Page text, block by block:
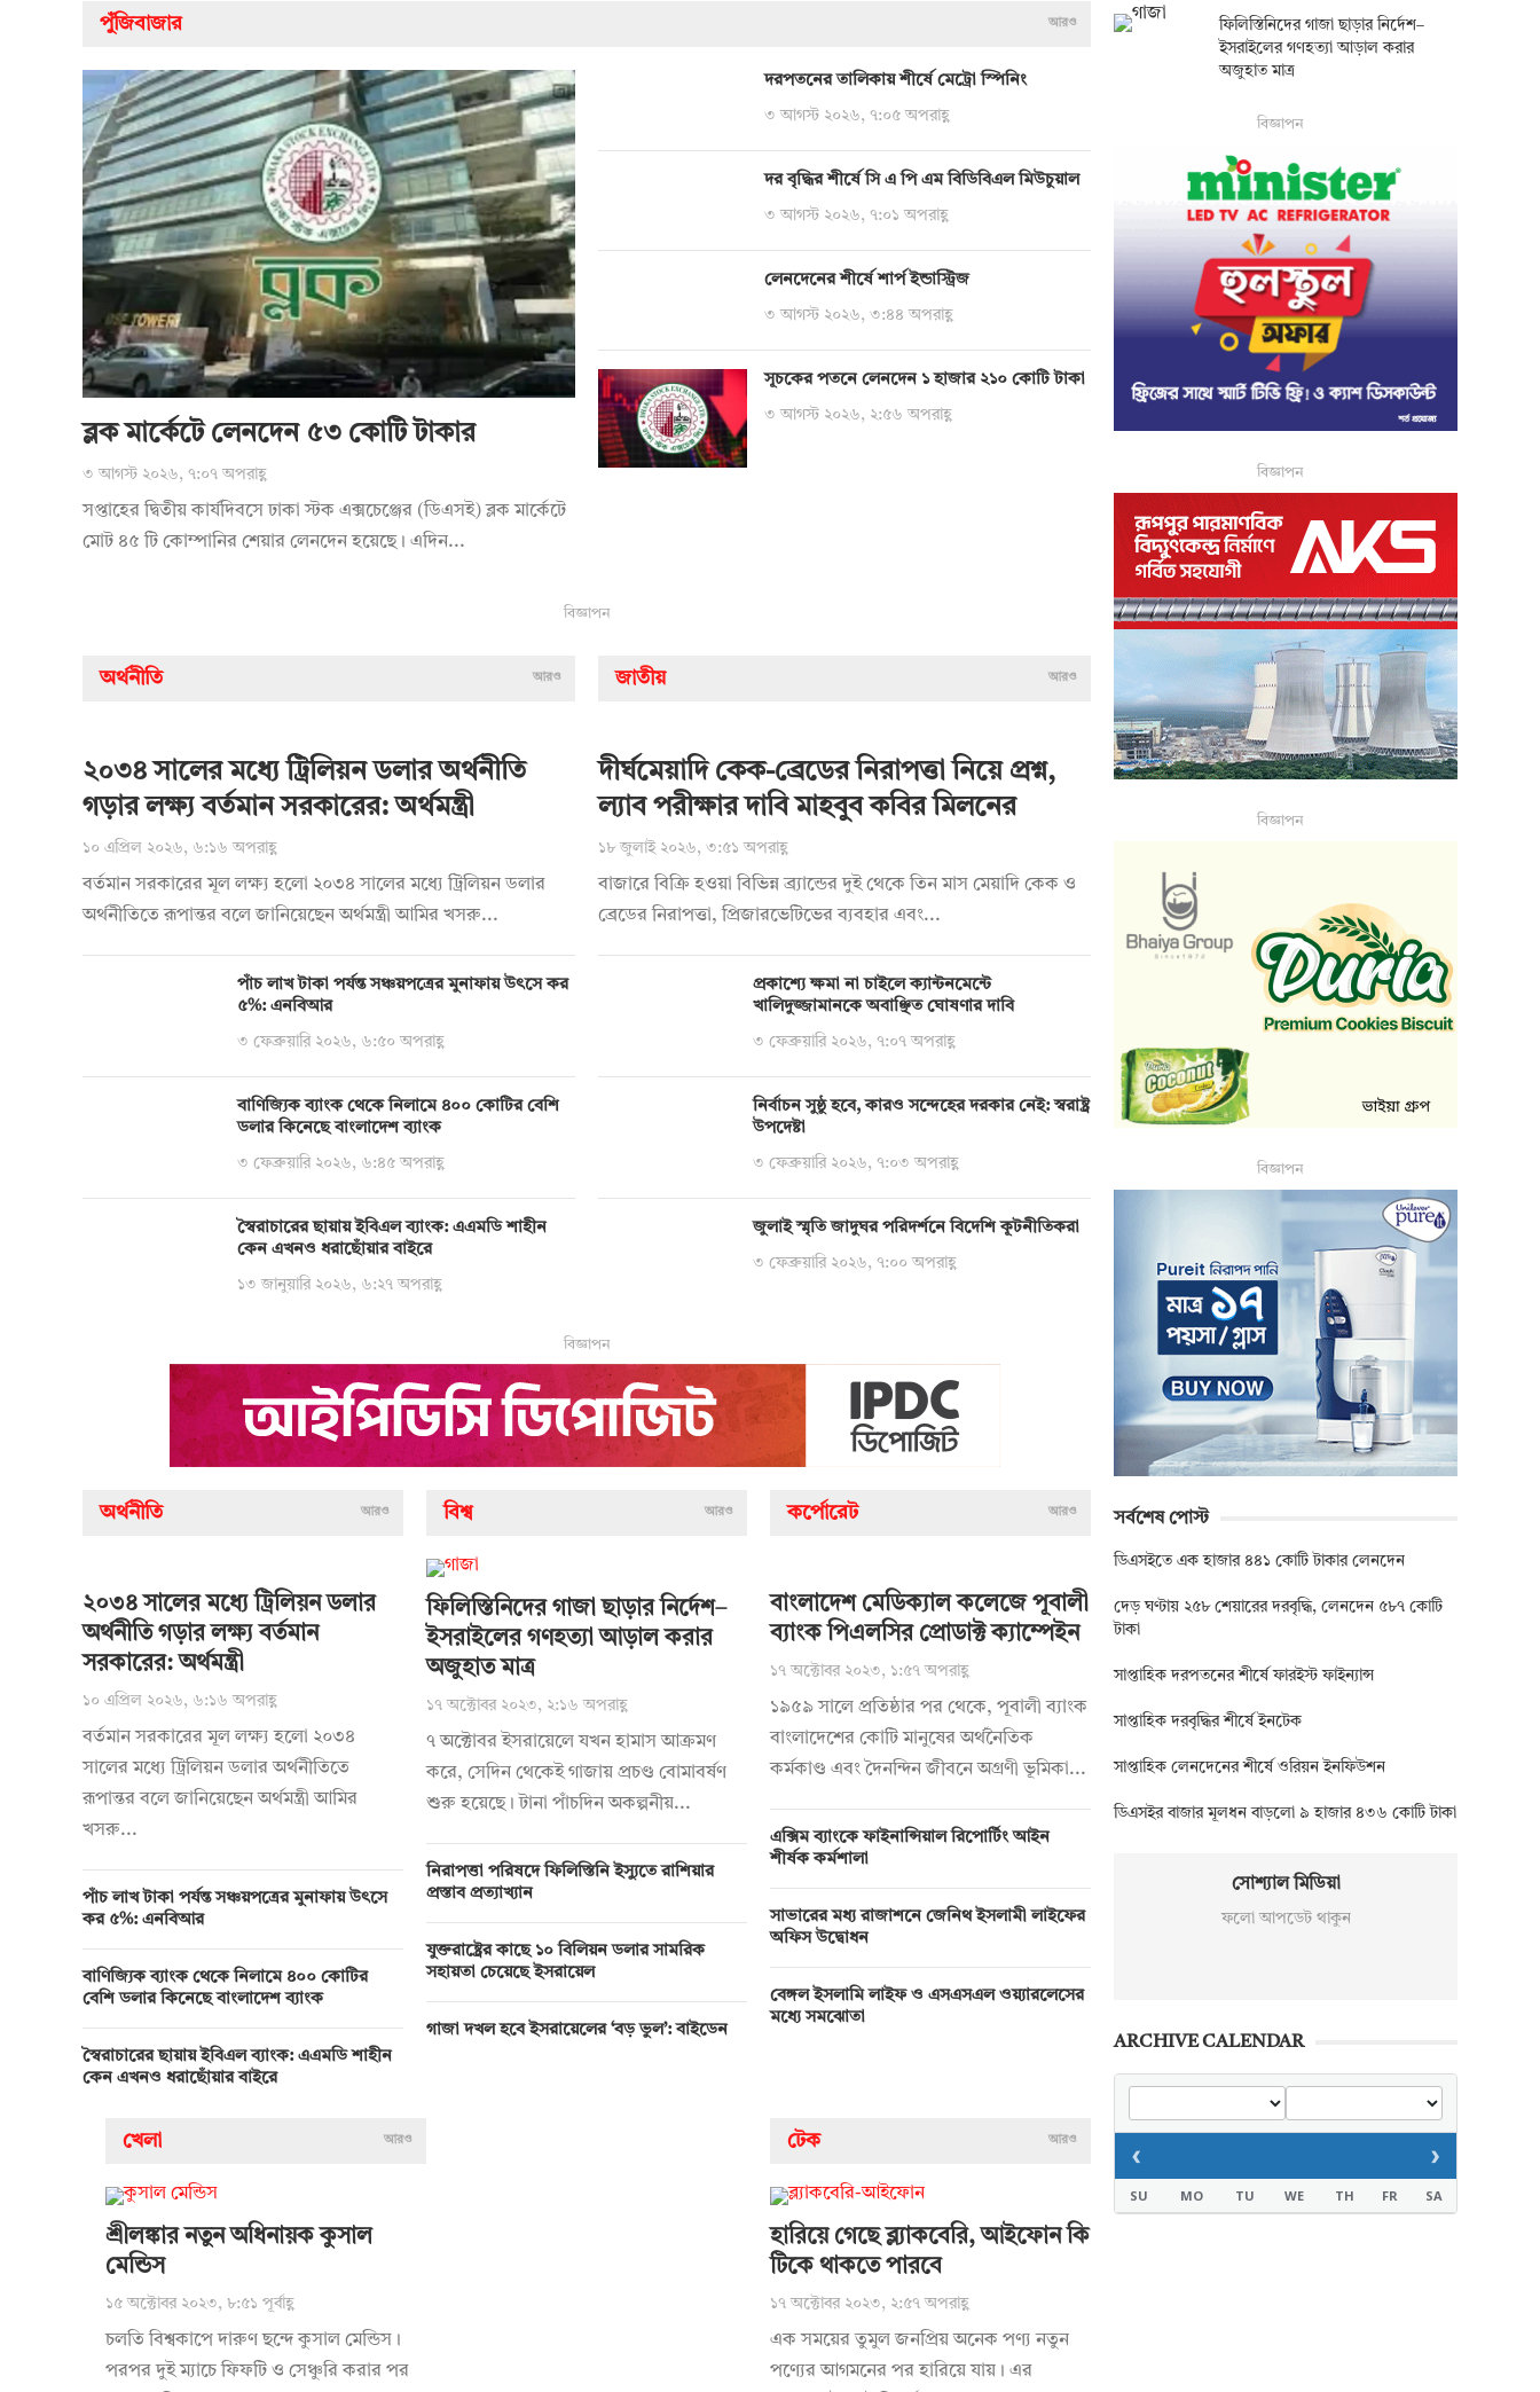
পুঁজিবাজার আরও
ব্লক মার্কেটে লেনদেন ৫৩ কোটি টাকার
৩ আগস্ট ২০২৬, ৭:০৭ অপরাহ্ণ
সপ্তাহের দ্বিতীয় কার্যদিবসে ঢাকা স্টক এক্সচেঞ্জের (ডিএসই) ব্লক মার্কেটে
মোট ৪৫ টি কোম্পানির শেয়ার লেনদেন হয়েছে। এদিন...
দরপতনের তালিকায় শীর্ষে মেট্রো স্পিনিং
৩ আগস্ট ২০২৬, ৭:০৫ অপরাহ্ণ
দর বৃদ্ধির শীর্ষে সি এ পি এম বিডিবিএল মিউচুয়াল
৩ আগস্ট ২০২৬, ৭:০১ অপরাহ্ণ
লেনদেনের শীর্ষে শার্প ইন্ডাস্ট্রিজ
৩ আগস্ট ২০২৬, ৩:৪৪ অপরাহ্ণ
সূচকের পতনে লেনদেন ১ হাজার ২১০ কোটি টাকা
৩ আগস্ট ২০২৬, ২:৫৬ অপরাহ্ণ
বিজ্ঞাপন
অর্থনীতি আরও
২০৩৪ সালের মধ্যে ট্রিলিয়ন ডলার অর্থনীতি
গড়ার লক্ষ্য বর্তমান সরকারের: অর্থমন্ত্রী
১০ এপ্রিল ২০২৬, ৬:১৬ অপরাহ্ণ
বর্তমান সরকারের মূল লক্ষ্য হলো ২০৩৪ সালের মধ্যে ট্রিলিয়ন ডলার
অর্থনীতিতে রূপান্তর বলে জানিয়েছেন অর্থমন্ত্রী আমির খসরু...
পাঁচ লাখ টাকা পর্যন্ত সঞ্চয়পত্রের মুনাফায় উৎসে কর
৫%: এনবিআর
৩ ফেব্রুয়ারি ২০২৬, ৬:৫০ অপরাহ্ণ
বাণিজ্যিক ব্যাংক থেকে নিলামে ৪০০ কোটির বেশি
ডলার কিনেছে বাংলাদেশ ব্যাংক
৩ ফেব্রুয়ারি ২০২৬, ৬:৪৫ অপরাহ্ণ
স্বৈরাচারের ছায়ায় ইবিএল ব্যাংক: এএমডি শাহীন
কেন এখনও ধরাছোঁয়ার বাইরে
১৩ জানুয়ারি ২০২৬, ৬:২৭ অপরাহ্ণ
জাতীয় আরও
দীর্ঘমেয়াদি কেক-ব্রেডের নিরাপত্তা নিয়ে প্রশ্ন,
ল্যাব পরীক্ষার দাবি মাহবুব কবির মিলনের
১৮ জুলাই ২০২৬, ৩:৫১ অপরাহ্ণ
বাজারে বিক্রি হওয়া বিভিন্ন ব্র্যান্ডের দুই থেকে তিন মাস মেয়াদি কেক ও
ব্রেডের নিরাপত্তা, প্রিজারভেটিভের ব্যবহার এবং...
প্রকাশ্যে ক্ষমা না চাইলে ক্যান্টনমেন্টে
খালিদুজ্জামানকে অবাঞ্ছিত ঘোষণার দাবি
৩ ফেব্রুয়ারি ২০২৬, ৭:০৭ অপরাহ্ণ
নির্বাচন সুষ্ঠু হবে, কারও সন্দেহের দরকার নেই: স্বরাষ্ট্র
উপদেষ্টা
৩ ফেব্রুয়ারি ২০২৬, ৭:০৩ অপরাহ্ণ
জুলাই স্মৃতি জাদুঘর পরিদর্শনে বিদেশি কূটনীতিকরা
৩ ফেব্রুয়ারি ২০২৬, ৭:০০ অপরাহ্ণ
বিজ্ঞাপন
অর্থনীতি আরও
২০৩৪ সালের মধ্যে ট্রিলিয়ন ডলার
অর্থনীতি গড়ার লক্ষ্য বর্তমান
সরকারের: অর্থমন্ত্রী
১০ এপ্রিল ২০২৬, ৬:১৬ অপরাহ্ণ
বর্তমান সরকারের মূল লক্ষ্য হলো ২০৩৪
সালের মধ্যে ট্রিলিয়ন ডলার অর্থনীতিতে
রূপান্তর বলে জানিয়েছেন অর্থমন্ত্রী আমির
খসরু...
পাঁচ লাখ টাকা পর্যন্ত সঞ্চয়পত্রের মুনাফায় উৎসে
কর ৫%: এনবিআর
বাণিজ্যিক ব্যাংক থেকে নিলামে ৪০০ কোটির
বেশি ডলার কিনেছে বাংলাদেশ ব্যাংক
স্বৈরাচারের ছায়ায় ইবিএল ব্যাংক: এএমডি শাহীন
কেন এখনও ধরাছোঁয়ার বাইরে
বিশ্ব আরও
ফিলিস্তিনিদের গাজা ছাড়ার নির্দেশ–
ইসরাইলের গণহত্যা আড়াল করার
অজুহাত মাত্র
১৭ অক্টোবর ২০২৩, ২:১৬ অপরাহ্ণ
৭ অক্টোবর ইসরায়েলে যখন হামাস আক্রমণ
করে, সেদিন থেকেই গাজায় প্রচণ্ড বোমাবর্ষণ
শুরু হয়েছে। টানা পাঁচদিন অকল্পনীয়...
নিরাপত্তা পরিষদে ফিলিস্তিনি ইস্যুতে রাশিয়ার
প্রস্তাব প্রত্যাখ্যান
যুক্তরাষ্ট্রের কাছে ১০ বিলিয়ন ডলার সামরিক
সহায়তা চেয়েছে ইসরায়েল
গাজা দখল হবে ইসরায়েলের ‘বড় ভুল’: বাইডেন
কর্পোরেট আরও
বাংলাদেশ মেডিক্যাল কলেজে পূবালী
ব্যাংক পিএলসির প্রোডাক্ট ক্যাম্পেইন
১৭ অক্টোবর ২০২৩, ১:৫৭ অপরাহ্ণ
১৯৫৯ সালে প্রতিষ্ঠার পর থেকে, পূবালী ব্যাংক
বাংলাদেশের কোটি মানুষের অর্থনৈতিক
কর্মকাণ্ড এবং দৈনন্দিন জীবনে অগ্রণী ভূমিকা...
এক্সিম ব্যাংকে ফাইনান্সিয়াল রিপোর্টিং আইন
শীর্ষক কর্মশালা
সাভারের মধ্য রাজাশনে জেনিথ ইসলামী লাইফের
অফিস উদ্বোধন
বেঙ্গল ইসলামি লাইফ ও এসএসএল ওয়্যারলেসের
মধ্যে সমঝোতা
খেলা আরও
শ্রীলঙ্কার নতুন অধিনায়ক কুসাল
মেন্ডিস
১৫ অক্টোবর ২০২৩, ৮:৫১ পূর্বাহ্ণ
চলতি বিশ্বকাপে দারুণ ছন্দে কুসাল মেন্ডিস।
পরপর দুই ম্যাচে ফিফটি ও সেঞ্চুরি করার পর
টেক আরও
হারিয়ে গেছে ব্ল্যাকবেরি, আইফোন কি
টিকে থাকতে পারবে
১৭ অক্টোবর ২০২৩, ২:৫৭ অপরাহ্ণ
এক সময়ের তুমুল জনপ্রিয় অনেক পণ্য নতুন
পণ্যের আগমনের পর হারিয়ে যায়। এর
ফিলিস্তিনিদের গাজা ছাড়ার নির্দেশ–
ইসরাইলের গণহত্যা আড়াল করার
অজুহাত মাত্র
বিজ্ঞাপন
বিজ্ঞাপন
বিজ্ঞাপন
বিজ্ঞাপন
সর্বশেষ পোস্ট
ডিএসইতে এক হাজার ৪৪১ কোটি টাকার লেনদেন
দেড় ঘণ্টায় ২৫৮ শেয়ারের দরবৃদ্ধি, লেনদেন ৫৮৭ কোটি
টাকা
সাপ্তাহিক দরপতনের শীর্ষে ফারইস্ট ফাইন্যান্স
সাপ্তাহিক দরবৃদ্ধির শীর্ষে ইনটেক
সাপ্তাহিক লেনদেনের শীর্ষে ওরিয়ন ইনফিউশন
ডিএসইর বাজার মূলধন বাড়লো ৯ হাজার ৪৩৬ কোটি টাকা
সোশ্যাল মিডিয়া
ফলো আপডেট থাকুন
ARCHIVE CALENDAR
‹ ›
SU MO TU WE TH FR SA